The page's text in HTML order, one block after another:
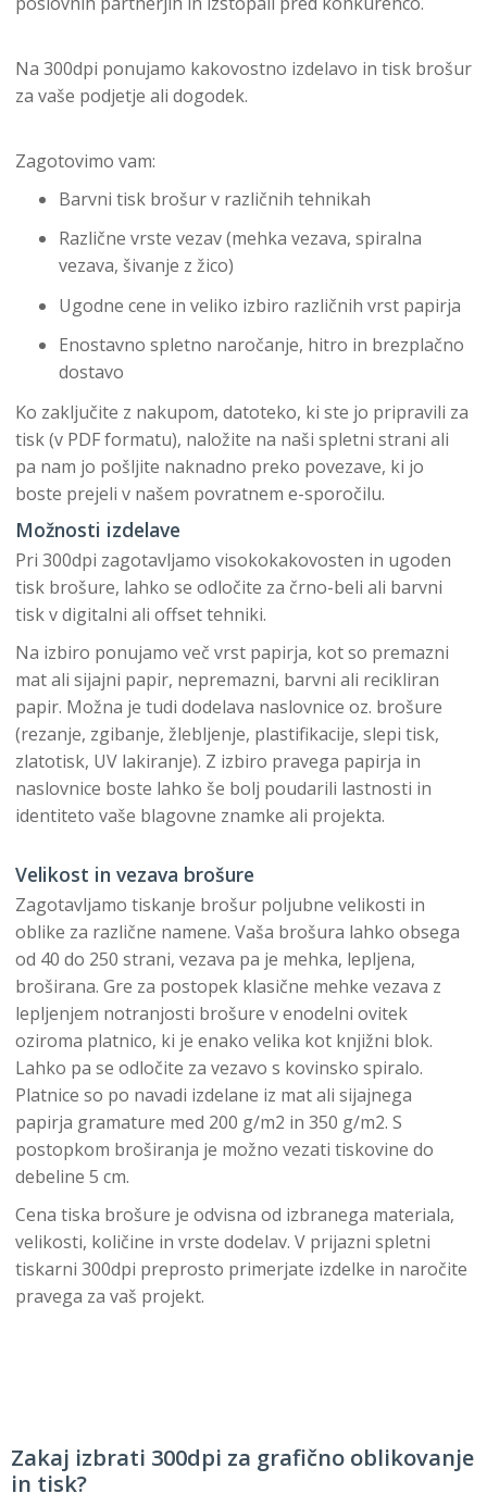
Na 300dpi ponujamo kakovostno izdelavo in tisk brošur
za vaše podjetje ali dogodek.
Zagotovimo vam:
Barvni tisk brošur v različnih tehnikah
Različne vrste vezav (mehka vezava, spiralna
vezava, šivanje z žico)
Ugodne cene in veliko izbiro različnih vrst papirja
Enostavno spletno naročanje, hitro in brezplačno
dostavo
Ko zaključite z nakupom, datoteko, ki ste jo pripravili za
tisk (v PDF formatu), naložite na naši spletni strani ali
pa nam jo pošljite naknadno preko povezave, ki jo
boste prejeli v našem povratnem e-sporočilu.
Možnosti izdelave
Pri 300dpi zagotavljamo visokokakovosten in ugoden
tisk brošure, lahko se odločite za črno-beli ali barvni
tisk v digitalni ali offset tehniki.
Na izbiro ponujamo več vrst papirja, kot so premazni
mat ali sijajni papir, nepremazni, barvni ali recikliran
papir. Možna je tudi dodelava naslovnice oz. brošure
(rezanje, zgibanje, žlebljenje, plastifikacije, slepi tisk,
zlatotisk, UV lakiranje). Z izbiro pravega papirja in
naslovnice boste lahko še bolj poudarili lastnosti in
identiteto vaše blagovne znamke ali projekta.
Velikost in vezava brošure
Zagotavljamo tiskanje brošur poljubne velikosti in
oblike za različne namene. Vaša brošura lahko obsega
od 40 do 250 strani, vezava pa je mehka, lepljena,
broširana. Gre za postopek klasične mehke vezava z
lepljenjem notranjosti brošure v enodelni ovitek
oziroma platnico, ki je enako velika kot knjižni blok.
Lahko pa se odločite za vezavo s kovinsko spiralo.
Platnice so po navadi izdelane iz mat ali sijajnega
papirja gramature med 200 g/m2 in 350 g/m2. S
postopkom broširanja je možno vezati tiskovine do
debeline 5 cm.
Cena tiska brošure je odvisna od izbranega materiala,
velikosti, količine in vrste dodelav. V prijazni spletni
tiskarni 300dpi preprosto primerjate izdelke in naročite
pravega za vaš projekt.
Zakaj izbrati 300dpi za grafično oblikovanje
in tisk?